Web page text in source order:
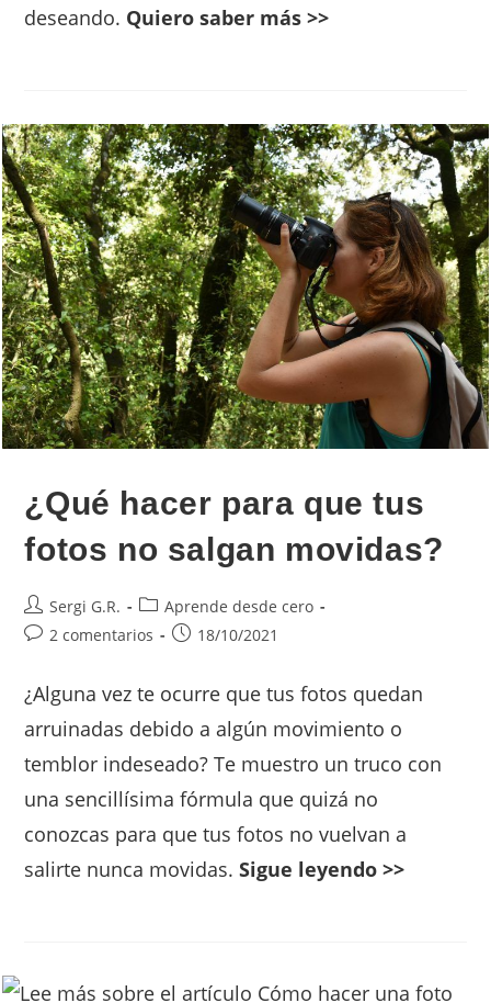
deseando. Quiero saber más >>
¿Qué hacer para que tus
fotos no salgan movidas?
Sergi G.R.
Aprende desde cero
2 comentarios
18/10/2021
¿Alguna vez te ocurre que tus fotos quedan
arruinadas debido a algún movimiento o
temblor indeseado? Te muestro un truco con
una sencillísima fórmula que quizá no
conozcas para que tus fotos no vuelvan a
salirte nunca movidas.Sigue leyendo >>